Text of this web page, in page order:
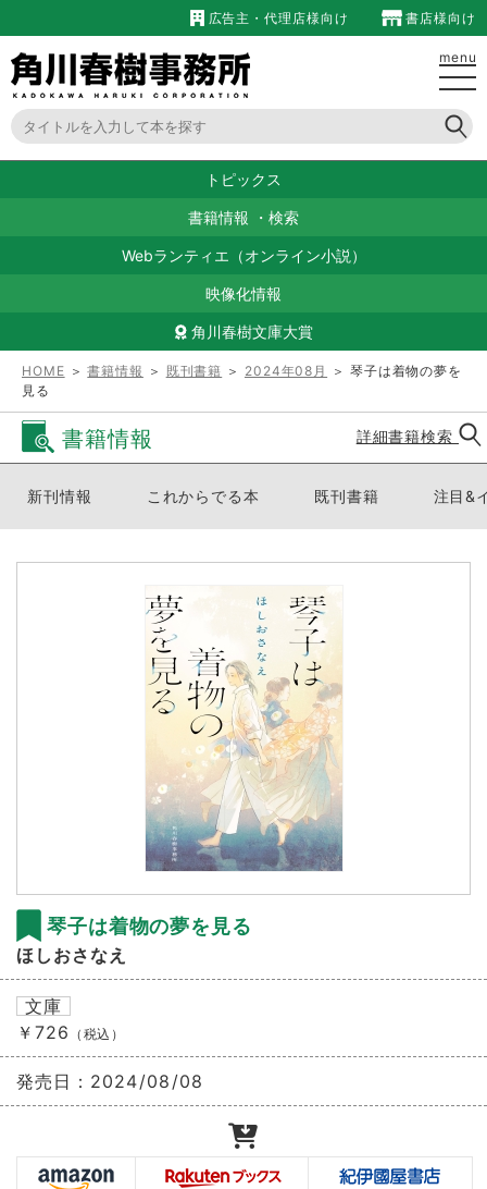
広告主・代理店様向け 書店様向け
menu
トピックス
書籍情報 ・ 検索
Webランティエ（オンライン小説）
映像化情報
角川春樹文庫大賞
HOME ＞書籍情報 ＞ 既刊書籍 ＞ 2024年08月
＞ 琴子は着物の夢を
見る
書籍情報 詳細書籍検索
新刊情報 これからでる本 既刊書籍 注目&
琴子は着物の夢を見る
ほしおさなえ
文庫
￥726 （税込）
発売日： 2024/08/08